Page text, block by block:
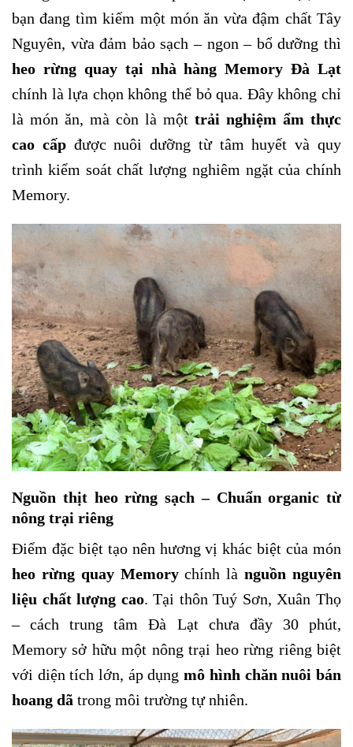
bạn đang tìm kiếm một món ăn vừa đậm chất Tây
Nguyên, vừa đảm bảo sạch – ngon – bổ dưỡng thì
heo rừng quay tại nhà hàng Memory Đà Lạt
chính là lựa chọn không thể bỏ qua. Đây không chỉ
là món ăn, mà còn là một trải nghiệm ẩm thực
cao cấpđược nuôi dưỡng từ tâm huyết và quy
trình kiểm soát chất lượng nghiêm ngặt của chính
Memory.
Nguồn thịt heo rừng sạch – Chuẩn organic từ
nông trại riêng
Điểm đặc biệt tạo nên hương vị khác biệt của món
heo rừng quay Memorychính lànguồn nguyên
liệu chất lượng cao. Tại thôn Tuý Sơn, Xuân Thọ
– cách trung tâm Đà Lạt chưa đầy 30 phút,
Memory sở hữu một nông trại heo rừng riêng biệt
với diện tích lớn, áp dụngmô hình chăn nuôi bán
hoang dã trong môi trường tự nhiên.